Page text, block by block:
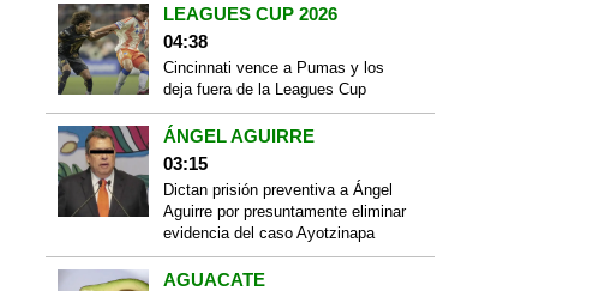
LEAGUES CUP 2026
04:38
Cincinnati vence a Pumas y los
deja fuera de la Leagues Cup
ÁNGEL AGUIRRE
03:15
Dictan prisión preventiva a Ángel
Aguirre por presuntamente eliminar
evidencia del caso Ayotzinapa
AGUACATE